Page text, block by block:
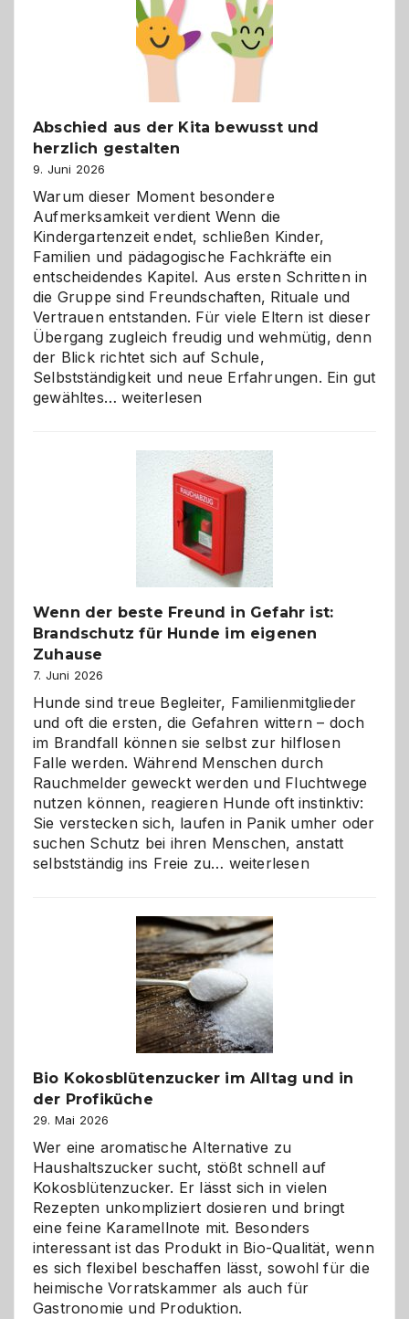
verstehen
Abschied aus der Kita bewusst und
herzlich gestalten
9. Juni 2026
Warum dieser Moment besondere
Aufmerksamkeit verdient Wenn die
Kindergartenzeit endet, schließen Kinder,
Familien und pädagogische Fachkräfte ein
entscheidendes Kapitel. Aus ersten Schritten in
die Gruppe sind Freundschaften, Rituale und
Vertrauen entstanden. Für viele Eltern ist dieser
Übergang zugleich freudig und wehmütig, denn
der Blick richtet sich auf Schule,
Selbstständigkeit und neue Erfahrungen. Ein gut
gewähltes…Abschied
bewusst
herzlich
gestalten
weiterlesen
Wenn der beste Freund in Gefahr ist:
Brandschutz für Hunde im eigenen
Zuhause
7. Juni 2026
Hunde sind treue Begleiter, Familienmitglieder
und oft die ersten, die Gefahren wittern – doch
im Brandfall können sie selbst zur hilflosen
Falle werden. Während Menschen durch
Rauchmelder geweckt werden und Fluchtwege
nutzen können, reagieren Hunde oft instinktiv:
Sie verstecken sich, laufen in Panik umher oder
suchen Schutz bei ihren Menschen, anstatt
selbstständig ins Freie zu… Wenn
Freund
in
Gefahr
ist:
Brandschutz
für
Hunde
eigenen
weiterlesen
Bio Kokosblütenzucker im Alltag und in
der Profiküche
29. Mai 2026
Wer eine aromatische Alternative zu
Haushaltszucker sucht, stößt schnell auf
Kokosblütenzucker. Er lässt sich in vielen
Rezepten unkompliziert dosieren und bringt
eine feine Karamellnote mit. Besonders
interessant ist das Produkt in Bio-Qualität, wenn
es sich flexibel beschaffen lässt, sowohl für die
heimische Vorratskammer als auch für
Gastronomie und Produktion.